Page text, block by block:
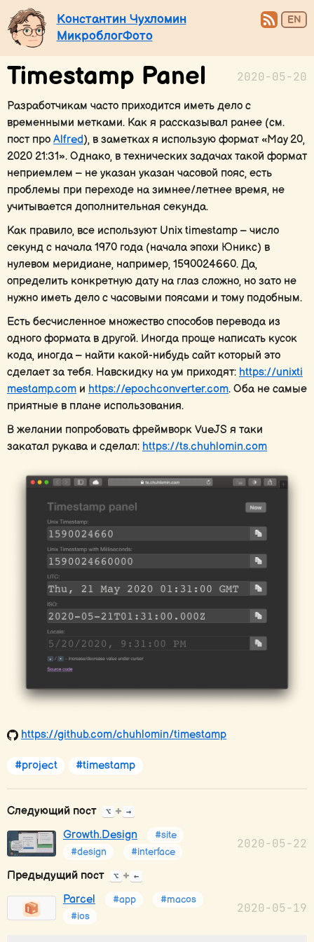
Константин Чухломин
МикроблогФото
EN
2020-05-20
Timestamp Panel
Разработчикам часто приходится иметь дело с
временными метками. Как я рассказывал ранее (см.
пост про Alfred), в заметках я использую формат «May 20,
2020 21:31». Однако, в технических задачах такой формат
неприемлем – не указан указан часовой пояс, есть
проблемы при переходе на зимнее/летнее время, не
учитывается дополнительная секунда.
Как правило, все используют Unix timestamp – число
секунд с начала 1970 года (начала эпохи Юникс) в
нулевом меридиане, например, 1590024660. Да,
определить конкретную дату на глаз сложно, но зато не
нужно иметь дело с часовыми поясами и тому подобным.
Есть бесчисленное множество способов перевода из
одного формата в другой. Иногда проще написать кусок
кода, иногда – найти какой-нибудь сайт который это
сделает за тебя. Навскидку на ум приходят: https://unixti
mestamp.com и https://epochconverter.com. Оба не самые
приятные в плане использования.
В желании попробовать фреймворк VueJS я таки
закатал рукава и сделал: https://ts.chuhlomin.com
https://github.com/chuhlomin/timestamp
#project #timestamp
Следующий пост ⌥ + →
Growth.Design
#site
#design
#interface
2020-05-22
Предыдущий пост ⌥ + ←
Parcel #app
#macos
#ios
2020-05-19